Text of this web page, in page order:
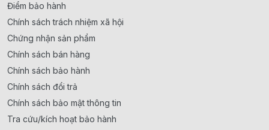
Điểm bảo hành
Chính sách trách nhiệm xã hội
Chứng nhận sản phẩm
Chính sách bán hàng
Chính sách bảo hành
Chính sách đổi trả
Chính sách bảo mật thông tin
Tra cứu/kích hoạt bảo hành